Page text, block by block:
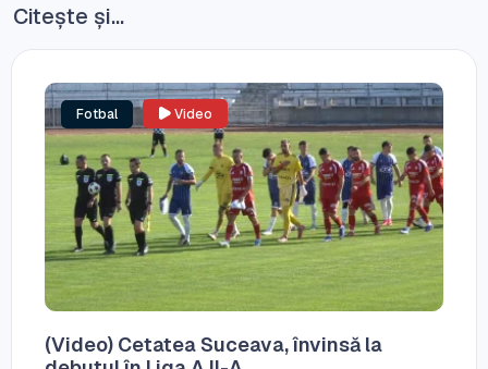
Citește și...
Fotbal Video
(Video) Cetatea Suceava, învinsă la